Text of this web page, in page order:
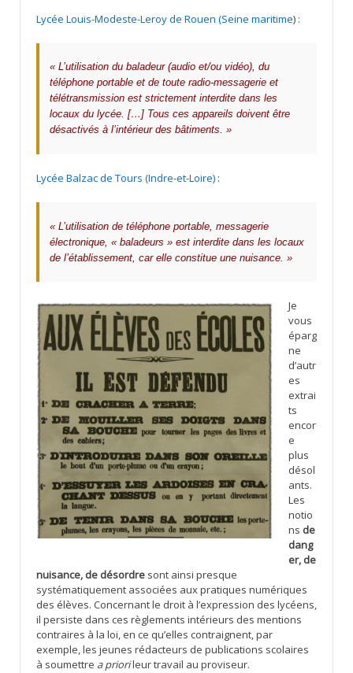
Lycée Louis-Modeste-Leroy de Rouen (Seine maritime) :
« L’utilisation du baladeur (audio et/ou vidéo), du
téléphone portable et de toute radio-messagerie et
télétransmission est strictement interdite dans les
locaux du lycée. […] Tous ces appareils doivent être
désactivés à l’intérieur des bâtiments. »
Lycée Balzac de Tours (Indre-et-Loire) :
« L’utilisation de téléphone portable, messagerie
électronique, « baladeurs » est interdite dans les locaux
de l’établissement, car elle constitue une nuisance. »
Je
vous
éparg
ne
d’autr
es
extrai
ts
encor
e
plus
désol
ants.
Les
notio
ns de
dang
er, de
nuisance, de désordre sont ainsi presque
systématiquement associées aux pratiques numériques
des élèves. Concernant le droit à l’expression des lycéens,
il persiste dans ces règlements intérieurs des mentions
contraires à la loi, en ce qu’elles contraignent, par
exemple, les jeunes rédacteurs de publications scolaires
à soumettre a priorileur travail au proviseur.